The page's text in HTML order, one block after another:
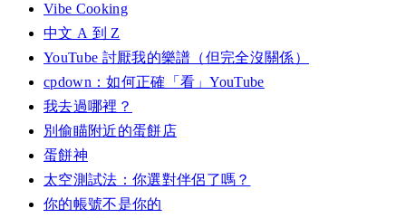
Vibe Cooking
中文 A 到 Z
YouTube 討厭我的樂譜（但完全沒關係）
cpdown：如何正確「看」YouTube
我去過哪裡？
別偷瞄附近的蛋餅店
蛋餅神
太空測試法：你選對伴侶了嗎？
你的帳號不是你的